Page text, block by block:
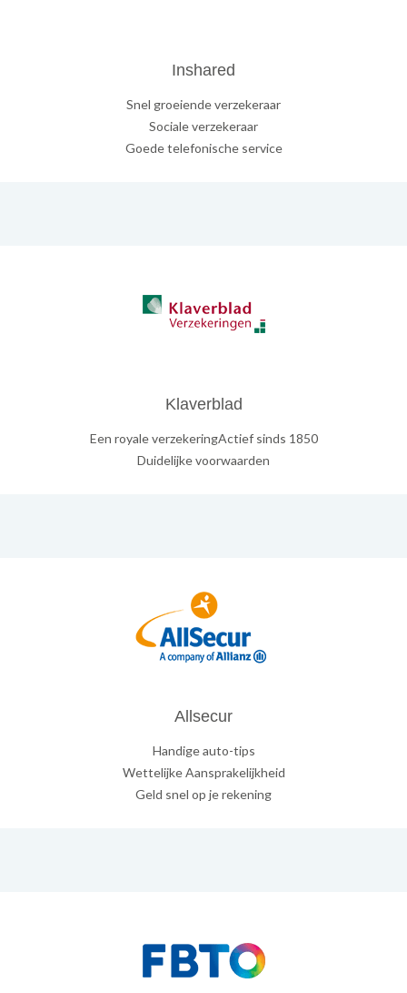
Inshared
Snel groeiende verzekeraar
Sociale verzekeraar
Goede telefonische service
Klaverblad
Een royale verzekeringActief sinds 1850
Duidelijke voorwaarden
Allsecur
Handige auto-tips
Wettelijke Aansprakelijkheid
Geld snel op je rekening